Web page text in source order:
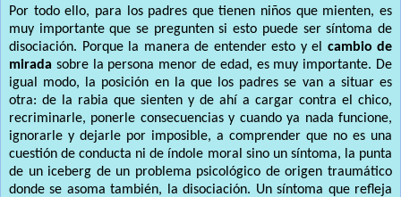
Por todo ello, para los padres que tienen niños que mienten, es
muy importante que se pregunten si esto puede ser síntoma de
disociación. Porque la manera de entender esto y el cambio de
mirada sobre la persona menor de edad, es muy importante. De
igual modo, la posición en la que los padres se van a situar es
otra: de la rabia que sienten y de ahí a cargar contra el chico,
recriminarle, ponerle consecuencias y cuando ya nada funcione,
ignorarle y dejarle por imposible, a comprender que no es una
cuestión de conducta ni de índole moral sino un síntoma, la punta
de un iceberg de un problema psicológico de origen traumático
donde se asoma también, la disociación. Un síntoma que refleja